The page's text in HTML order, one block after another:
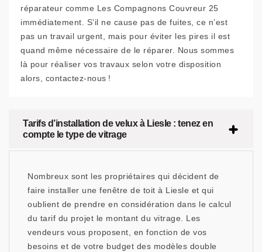
réparateur comme Les Compagnons Couvreur 25
immédiatement. S’il ne cause pas de fuites, ce n’est
pas un travail urgent, mais pour éviter les pires il est
quand même nécessaire de le réparer. Nous sommes
là pour réaliser vos travaux selon votre disposition
alors, contactez-nous !
Tarifs d’installation de velux à Liesle : tenez en
compte le type de vitrage
Nombreux sont les propriétaires qui décident de
faire installer une fenêtre de toit à Liesle et qui
oublient de prendre en considération dans le calcul
du tarif du projet le montant du vitrage. Les
vendeurs vous proposent, en fonction de vos
besoins et de votre budget des modèles double